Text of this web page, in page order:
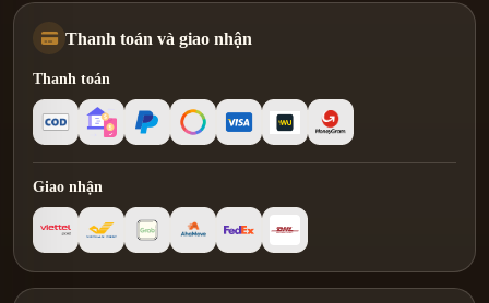
Thanh toán và giao nhận
Thanh toán
Giao nhận